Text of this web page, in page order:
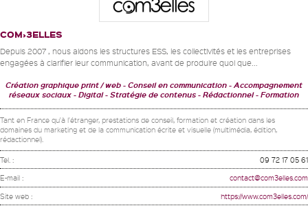
COM›3ELLES
Depuis 2007 , nous aidons les structures ESS, les collectivités et les entreprises
engagées à clarifier leur communication, avant de produire quoi que...
Création graphique print / web - Conseil en communication - Accompagnement
réseaux sociaux - Digital
Stratégie de contenus - Rédactionnel Formation
Tant en France qu'à l'étranger, prestations de conseil, formation et création dans les
domaines du marketing et de la communication écrite et visuelle (multimédia, édition,
rédactionnel).
Tel. : 09 72 17 05 61
E-mail : contact@com3elles.com
Site web : https://www.com3elles.com/